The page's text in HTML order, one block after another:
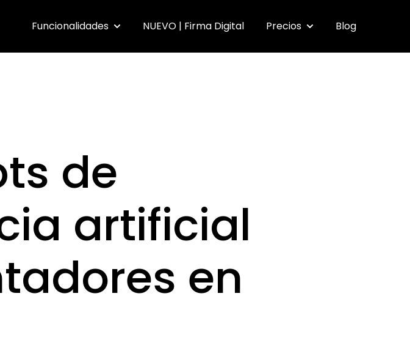
Funcionalidades Show submenu for Funcionalidades
NUEVO | Firma Digital Precios Show submenu for
Blog
de
artificial
en